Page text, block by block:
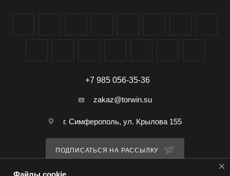
+7 985 056-35-36
zakaz@torwin.su
г. Симферополь, ул. Крылова 155
ПОДПИСАТЬСЯ НА РАССЫЛКУ
Файлы cookie